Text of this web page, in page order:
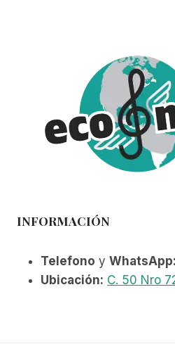
INFORMACIÓN
Telefono y WhatsApp:
Ubicación: C. 50 Nro